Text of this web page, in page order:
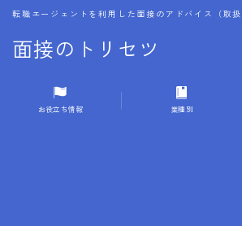
面接のトリセツ
転職エージェントを利用した面接のアドバイス（取扱
MENU
1.成功する面接戦略
お役立ち情報 業種別